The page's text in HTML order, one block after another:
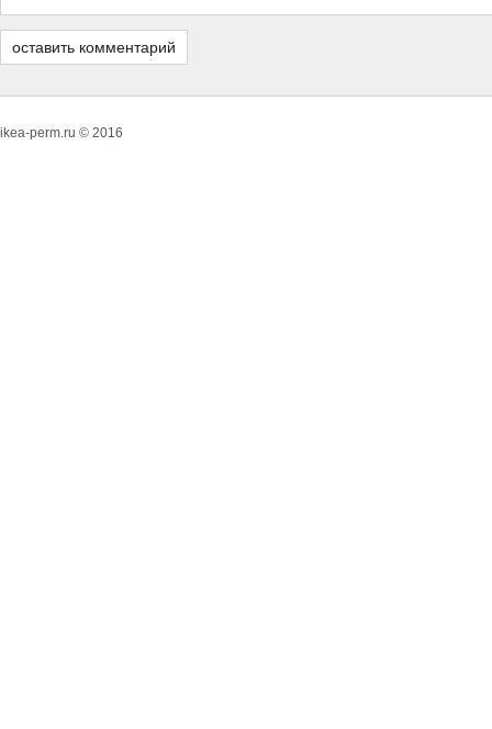
ikea-perm.ru © 2016